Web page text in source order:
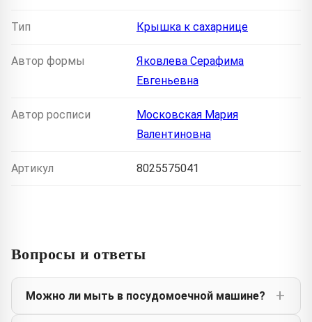
Тип Крышка к сахарнице
Автор формы
Яковлева Серафима
Евгеньевна
Автор росписи
Московская Мария
Валентиновна
Артикул 8025575041
Вопросы и ответы
Можно ли мыть в посудомоечной машине?